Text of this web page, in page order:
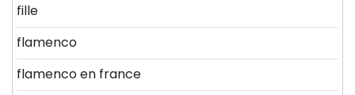
fille
flamenco
flamenco en france